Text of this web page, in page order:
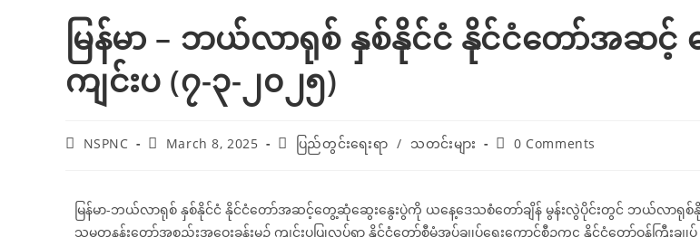
မြန်မာ – ဘယ်လာရုစ် နှစ်နိုင်ငံ နိုင်ငံတော်အဆ
ကျင်းပ (၇-၃-၂၀၂၅)
NSPNC March 8, 2025 ပြည်တွင်းရေးရာ / သတင်းများ 0 Comments
မြန်မာ-ဘယ်လာရုစ် နှစ်နိုင်ငံ နိုင်ငံတော်အဆင့်တွေ့ဆုံဆွေးနွေးပွဲကို ယနေ့ဒေသစံတော်ချိန် မွန်းလွဲပိုင်းတွင် ဘယ်လာရုစ်နို
သမ္မတနန်းတော်အစည်းအဝေးခန်းမ၌ ကျင်းပပြုလုပ်ရာ နိုင်ငံတော်စီမံအုပ်ချုပ်ရေးကောင်စီဥက္ကဋ္ဌ နိုင်ငံတော်ဝန်ကြီးချုပ်